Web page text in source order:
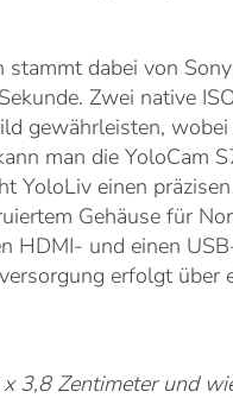
dabei von
Zwei native
gewährleisten,
man die YoloCam
YoloLiv einen
Gehäuse für
HDMI- und einen
erfolgt
3,8 Zentimeter und